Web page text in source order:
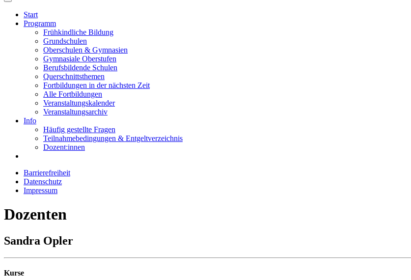
Start
Programm
Frühkindliche Bildung
Grundschulen
Oberschulen & Gymnasien
Gymnasiale Oberstufen
Berufsbildende Schulen
Querschnittsthemen
Fortbildungen in der nächsten Zeit
Alle Fortbildungen
Veranstaltungskalender
Veranstaltungsarchiv
Info
Häufig gestellte Fragen
Teilnahmebedingungen & Entgeltverzeichnis
Dozent:innen
Barrierefreiheit
Datenschutz
Impressum
Dozenten
Sandra Opler
Kurse